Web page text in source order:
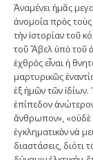
Ἀναμένει ἡμᾶς
ἀνομοία πρὸς
τὴν ἱστορίαν τοῦ
τοῦ Ἄβελ ὑπὸ τοῦ
ἐχθρὸς εἶναι ἡ
μαρτυρικῶς
ἐξ ἡμῶν τῶν ἰδίων.
ἐπίπεδον
ἄνθρωπον», «οὐδὲ
ἐγκληματικὸν νὰ
διαστάσεις, διότι